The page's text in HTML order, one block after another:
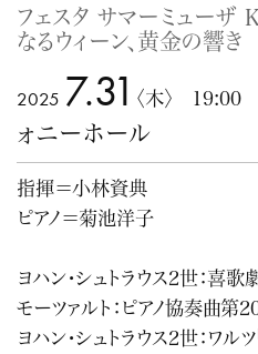
フェスタ サマーミュー
なるウィーン、黄金の響き
2025 7.31 〈木〉
ォニーホール
指揮＝小林資典
ピアノ＝菊池洋子
ヨハン・シュトラウス2世：喜歌
モーツァルト：ピアノ協奏曲
ヨハン・シュトラウス2世：ワル